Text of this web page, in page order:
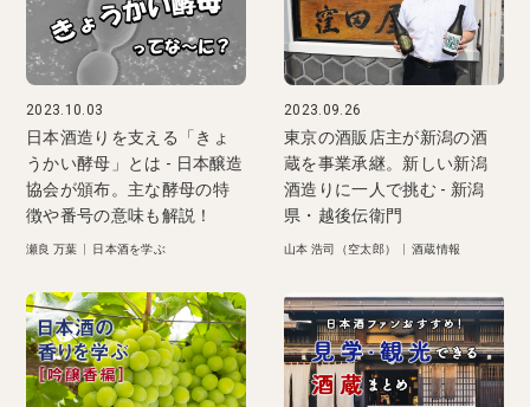
2023.10.03
日本酒造りを支える「きょ
うかい酵母」とは - 日本醸造
協会が頒布。主な酵母の特
徴や番号の意味も解説！
瀬良 万葉 日本酒を学ぶ
2023.09.26
東京の酒販店主が新潟の酒
蔵を事業承継。新しい新潟
酒造りに一人で挑む - 新潟
県・越後伝衛門
山本 浩司（空太郎） 酒蔵情報